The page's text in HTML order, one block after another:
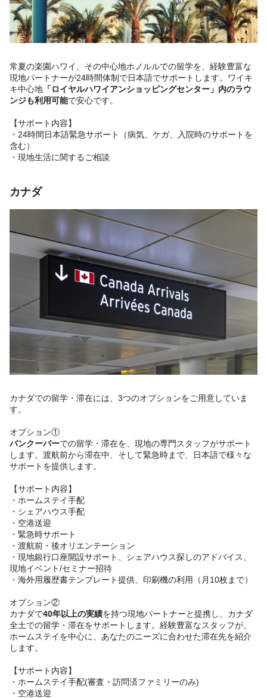
常夏の楽園ハワイ、その中心地ホノルルでの留学を、経験豊富な
現地パートナーが24時間体制で日本語でサポートします。ワイキ
キ中心地 「ロイヤルハワイアンショッピングセンター」内のラウ
ンジも利用可能で安心です。
【サポート内容】
・24時間日本語緊急サポート（病気、ケガ、入院時のサポートを
含む）
・現地生活に関するご相談
カナダ
カナダでの留学・滞在には、3つのオプションをご用意していま
す。
オプション①
バンクーバーでの留学・滞在を、現地の専門スタッフがサポート
します。渡航前から滞在中、そして緊急時まで、日本語で様々な
サポートを提供します。
【サポート内容】
・ホームステイ手配
・シェアハウス手配
・空港送迎
・緊急時サポート
・渡航前・後オリエンテーション
・現地銀行口座開設サポート、シェアハウス探しのアドバイス、
現地イベント/セミナー招待
・海外用履歴書テンプレート提供、印刷機の利用（月10枚まで）
オプション②
カナダで40年以上の実績を持つ現地パートナーと提携し、カナダ
全土での留学・滞在をサポートします。経験豊富なスタッフが、
ホームステイを中心に、あなたのニーズに合わせた滞在先を紹介
します。
【サポート内容】
・ホームステイ手配(審査・訪問済ファミリーのみ)
・空港送迎